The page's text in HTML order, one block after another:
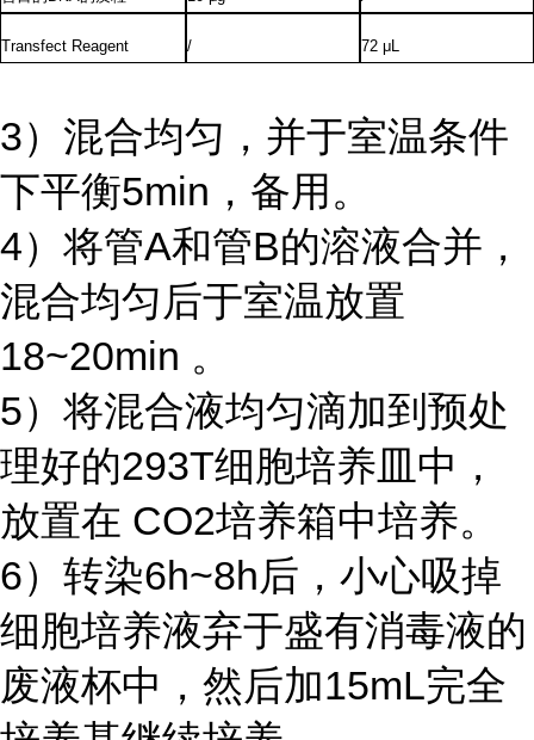
Transfect Reagent / 72 μL
3）混合均匀，并于室温条件
下平衡5min，备用。
4）将管A和管B的溶液合并，
混合均匀后于室温放置
18~20min 。
5）将混合液均匀滴加到预处
理好的293T细胞培养皿中，
放置在 CO2培养箱中培养。
6）转染6h~8h后，小心吸掉
细胞培养液弃于盛有消毒液的
废液杯中，然后加15mL完全